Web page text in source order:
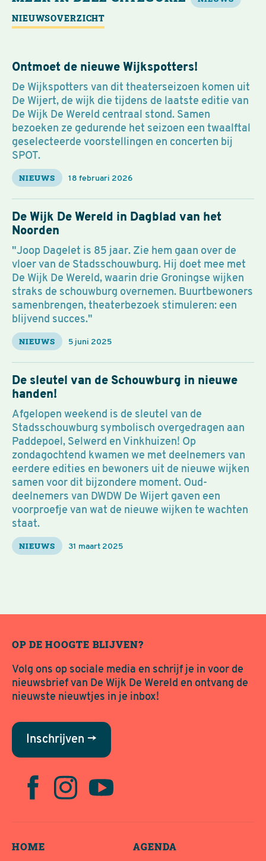
NIEUWSOVERZICHT
Ontmoet de nieuwe Wijkspotters!
De Wijkspotters van dit theaterseizoen komen uit
De Wijert, de wijk die tijdens de laatste editie van
De Wijk De Wereld centraal stond. Samen
bezoeken ze gedurende het seizoen een twaalftal
geselecteerde voorstellingen en concerten bij
SPOT.
NIEUWS 18 februari 2026
De Wijk De Wereld in Dagblad van het
Noorden
"Joop Dagelet is 85 jaar. Zie hem gaan over de
vloer van de Stadsschouwburg. Hij doet mee met
De Wijk De Wereld, waarin drie Groningse wijken
straks de schouwburg overnemen. Buurtbewoners
samenbrengen, theaterbezoek stimuleren: een
blijvend succes."
NIEUWS 5 juni 2025
De sleutel van de Schouwburg in nieuwe
handen!
Afgelopen weekend is de sleutel van de
Stadsschouwburg symbolisch overgedragen aan
Paddepoel, Selwerd en Vinkhuizen! Op
zondagochtend kwamen we met deelnemers van
eerdere edities en bewoners uit de nieuwe wijken
samen voor dit bijzondere moment. Oud-
deelnemers van DWDW De Wijert gaven een
voorproefje van wat de nieuwe wijken te wachten
staat.
NIEUWS 31 maart 2025
OP DE HOOGTE BLIJVEN?
Volg ons op sociale media en schrijf je in voor de
nieuwsbrief van De Wijk De Wereld en ontvang de
nieuwste nieuwtjes in je inbox!
Inschrijven →
HOME AGENDA